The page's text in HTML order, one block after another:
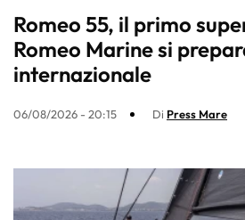
Romeo 55, il primo
Romeo Marine si
internazionale
06/08/2026 - 20:15 Di Press Mare